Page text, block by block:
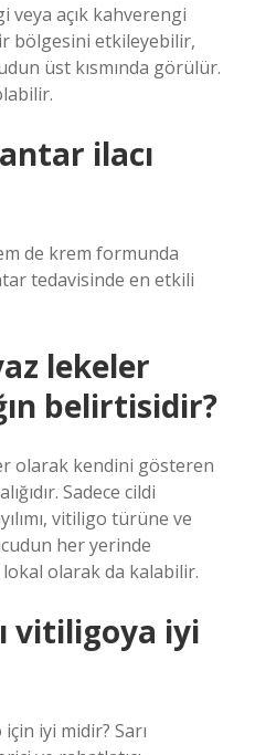
veya açık kahverengi
bölgesini etkileyebilir,
üst kısmında görülür.
ilacı
de krem ​​formunda
tedavisinde en etkili
lekeler
belirtisidir?
olarak kendini gösteren
Sadece cildi
vitiligo türüne ve
her yerinde
olarak da kalabilir.
vitiligoya iyi
iyi midir? Sarı